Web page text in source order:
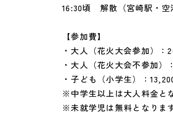
16:30頃 解散（宮崎駅・空
【参加費】
・大人（花火大会参加）：
・大人（花火大会不参加）
・子ども（小学生）：
※中学生以上は大人料金と
※未就学児は無料となりま